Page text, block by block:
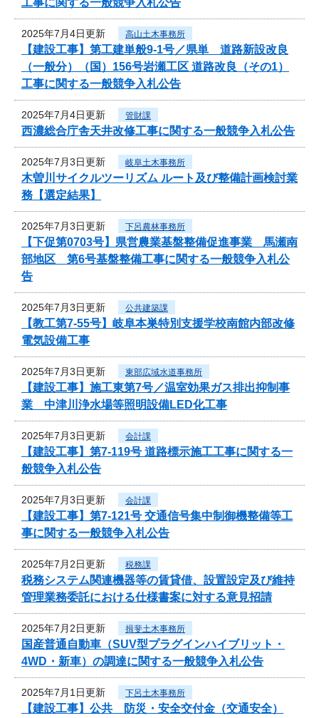
2025年7月4日更新 高山土木事務所
【建設工事】第工建単般9-1号／県単 道路新設改良
（一般分）（国）156号岩瀬工区 道路改良（その1）
工事に関する一般競争入札公告
2025年7月4日更新 管財課
西濃総合庁舎天井改修工事に関する一般競争入札公告
2025年7月3日更新 岐阜土木事務所
木曽川サイクルツーリズム ルート及び整備計画検討業
務【選定結果】
2025年7月3日更新 下呂農林事務所
【下促第0703号】県営農業基盤整備促進事業 馬瀬南
部地区 第6号基盤整備工事に関する一般競争入札公
告
2025年7月3日更新 公共建築課
【教工第7-55号】岐阜本巣特別支援学校南館内部改修
電気設備工事
2025年7月3日更新 東部広域水道事務所
【建設工事】施工東第7号／温室効果ガス排出抑制事
業 中津川浄水場等照明設備LED化工事
2025年7月3日更新 会計課
【建設工事】第7-119号 道路標示施工工事に関する一
般競争入札公告
2025年7月3日更新 会計課
【建設工事】第7-121号 交通信号集中制御機整備等工
事に関する一般競争入札公告
2025年7月2日更新 税務課
税務システム関連機器等の賃貸借、設置設定及び維持
管理業務委託における仕様書案に対する意見招請
2025年7月2日更新 揖斐土木事務所
国産普通自動車（SUV型プラグインハイブリット・
4WD・新車）の調達に関する一般競争入札公告
2025年7月1日更新 下呂土木事務所
【建設工事】公共 防災・安全交付金（交通安全）